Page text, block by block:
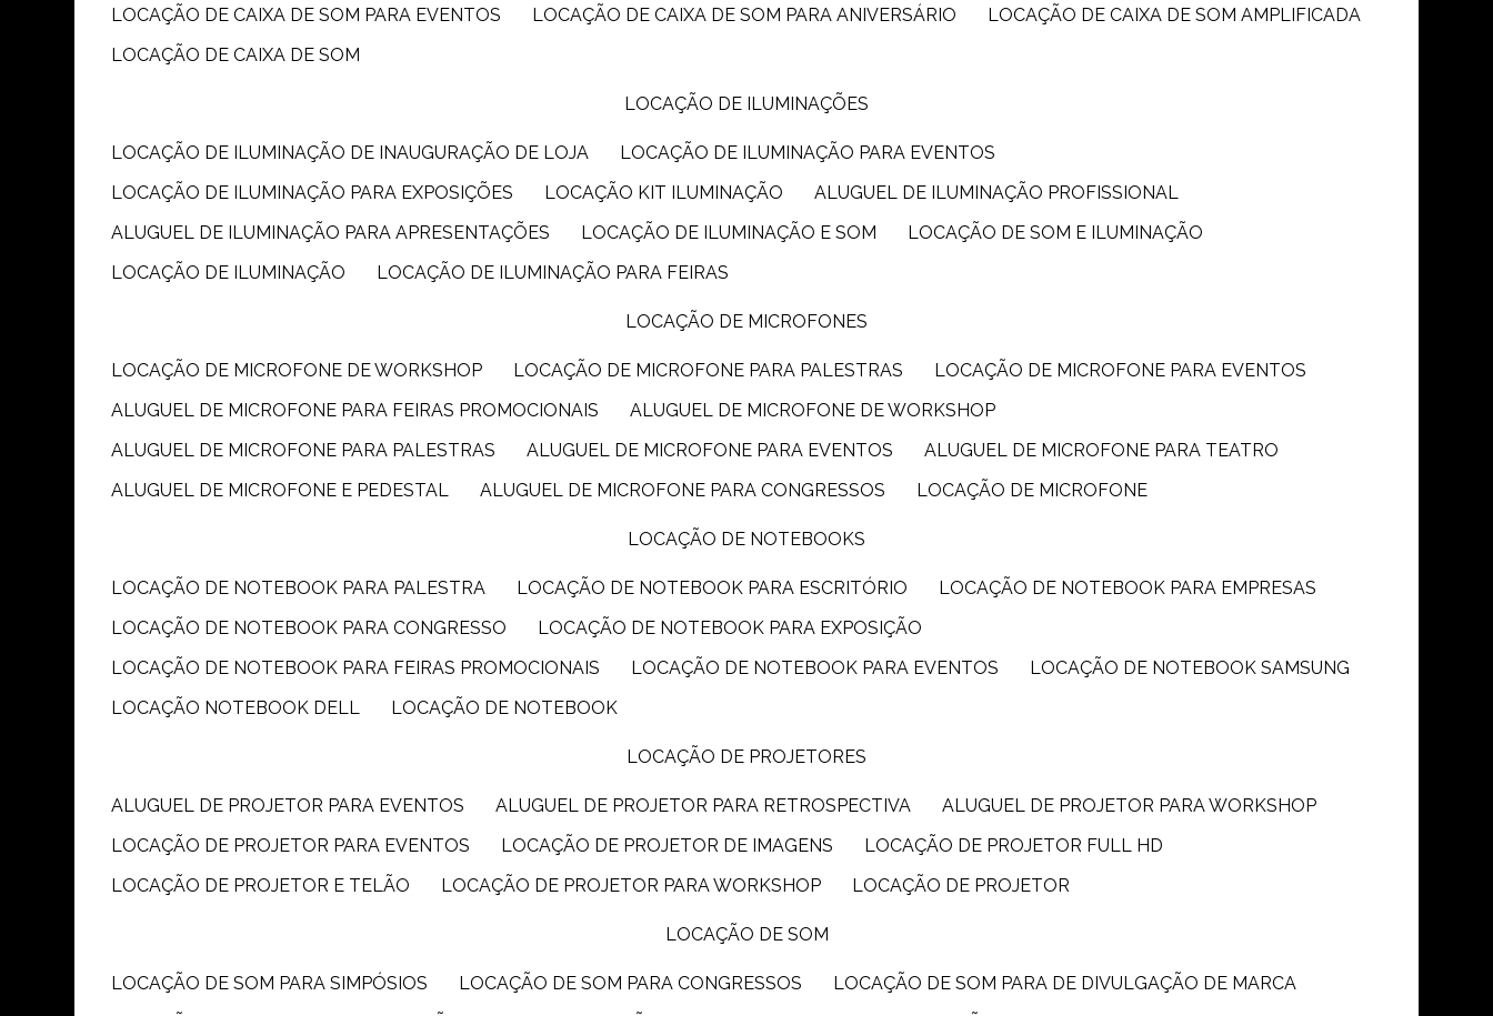
LOCAÇÃO DE CAIXA DE SOM PARA EVENTOS
LOCAÇÃO DE CAIXA DE SOM PARA ANIVERSÁRIO
LOCAÇÃO DE CAIXA DE SOM AMPLIFICADA
LOCAÇÃO DE CAIXA DE SOM
LOCAÇÃO DE ILUMINAÇÕES
LOCAÇÃO DE ILUMINAÇÃO DE INAUGURAÇÃO DE LOJA
LOCAÇÃO DE ILUMINAÇÃO PARA EVENTOS
LOCAÇÃO DE ILUMINAÇÃO PARA EXPOSIÇÕES
LOCAÇÃO KIT ILUMINAÇÃO
ALUGUEL DE ILUMINAÇÃO PROFISSIONAL
ALUGUEL DE ILUMINAÇÃO PARA APRESENTAÇÕES
LOCAÇÃO DE ILUMINAÇÃO E SOM
LOCAÇÃO DE SOM E ILUMINAÇÃO
LOCAÇÃO DE ILUMINAÇÃO
LOCAÇÃO DE ILUMINAÇÃO PARA FEIRAS
LOCAÇÃO DE MICROFONES
LOCAÇÃO DE MICROFONE DE WORKSHOP LOCAÇÃO DE MICROFONE PARA PALESTRAS
LOCAÇÃO DE MICROFONE PARA EVENTOS
ALUGUEL DE MICROFONE PARA FEIRAS PROMOCIONAIS
ALUGUEL DE MICROFONE DE WORKSHOP
ALUGUEL DE MICROFONE PARA PALESTRAS
ALUGUEL DE MICROFONE PARA EVENTOS
ALUGUEL DE MICROFONE PARA TEATRO
ALUGUEL DE MICROFONE E PEDESTAL
ALUGUEL DE MICROFONE PARA CONGRESSOS LOCAÇÃO DE MICROFONE
LOCAÇÃO DE NOTEBOOKS
LOCAÇÃO DE NOTEBOOK PARA PALESTRA LOCAÇÃO DE NOTEBOOK PARA ESCRITÓRIO
LOCAÇÃO DE NOTEBOOK PARA EMPRESAS
LOCAÇÃO DE NOTEBOOK PARA CONGRESSO
LOCAÇÃO DE NOTEBOOK PARA EXPOSIÇÃO
LOCAÇÃO DE NOTEBOOK PARA FEIRAS PROMOCIONAIS
LOCAÇÃO DE NOTEBOOK PARA EVENTOS
LOCAÇÃO DE NOTEBOOK SAMSUNG
LOCAÇÃO NOTEBOOK DELL
LOCAÇÃO DE NOTEBOOK
LOCAÇÃO DE PROJETORES
ALUGUEL DE PROJETOR PARA EVENTOS ALUGUEL DE PROJETOR PARA RETROSPECTIVA
ALUGUEL DE PROJETOR PARA WORKSHOP
LOCAÇÃO DE PROJETOR PARA EVENTOS
LOCAÇÃO DE PROJETOR DE IMAGENS
LOCAÇÃO DE PROJETOR FULL HD
LOCAÇÃO DE PROJETOR E TELÃO
LOCAÇÃO DE PROJETOR PARA WORKSHOP LOCAÇÃO DE PROJETOR
LOCAÇÃO DE SOM
LOCAÇÃO DE SOM PARA SIMPÓSIOS LOCAÇÃO DE SOM PARA CONGRESSOS
LOCAÇÃO DE SOM PARA DE DIVULGAÇÃO DE MARCA